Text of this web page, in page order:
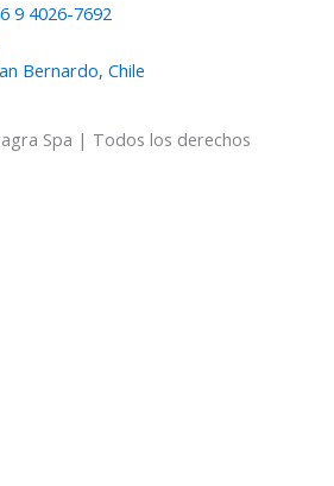
9 4026-7692
Bernardo, Chile
Spa | Todos los derechos